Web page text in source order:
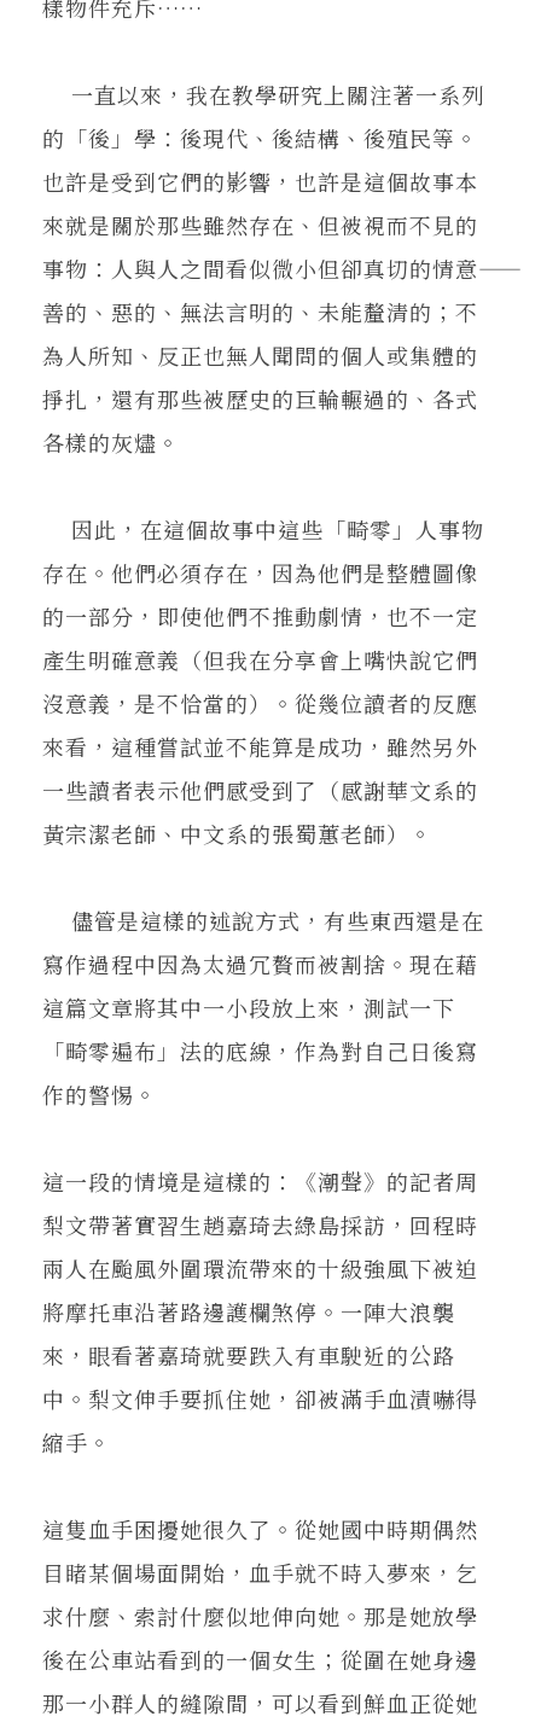
樣物件充斥……
一直以來，我在教學研究上關注著一系列
的「後」學：後現代、後結構、後殖民等。
也許是受到它們的影響，也許是這個故事本
來就是關於那些雖然存在、但被視而不見的
事物：人與人之間看似微小但卻真切的情意――
善的、惡的、無法言明的、未能釐清的；不
為人所知、反正也無人聞問的個人或集體的
掙扎，還有那些被歷史的巨輪輾過的、各式
各樣的灰燼。
因此，在這個故事中這些「畸零」人事物
存在。他們必須存在，因為他們是整體圖像
的一部分，即使他們不推動劇情，也不一定
產生明確意義（但我在分享會上嘴快說它們
沒意義，是不恰當的）。從幾位讀者的反應
來看，這種嘗試並不能算是成功，雖然另外
一些讀者表示他們感受到了（感謝華文系的
黃宗潔老師、中文系的張蜀蕙老師）。
儘管是這樣的述說方式，有些東西還是在
寫作過程中因為太過冗贅而被割捨。現在藉
這篇文章將其中一小段放上來，測試一下
「畸零遍布」法的底線，作為對自己日後寫
作的警惕。
這一段的情境是這樣的：《潮聲》的記者周
梨文帶著實習生趙嘉琦去綠島採訪，回程時
兩人在颱風外圍環流帶來的十級強風下被迫
將摩托車沿著路邊護欄煞停。一陣大浪襲
來，眼看著嘉琦就要跌入有車駛近的公路
中。梨文伸手要抓住她，卻被滿手血漬嚇得
縮手。
這隻血手困擾她很久了。從她國中時期偶然
目睹某個場面開始，血手就不時入夢來，乞
求什麼、索討什麼似地伸向她。那是她放學
後在公車站看到的一個女生；從圍在她身邊
那一小群人的縫隙間，可以看到鮮血正從她